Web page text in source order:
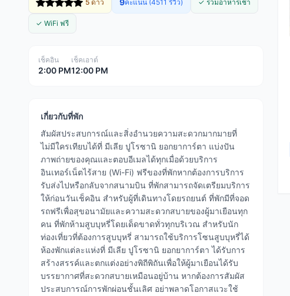
5 ดาว 9คะแนน (4511 รีวิว) ✓ รวมอาหารเช้า
✓ WiFi ฟรี
เช็คอิน
2:00 PM
เช็คเอาต์
12:00 PM
เกี่ยวกับที่พัก
สัมผัสประสบการณ์และสิ่งอำนวยความสะดวกมากมายที่
ไม่มีใครเทียบได้ที่ มีเลีย ปูโรซานิ ยอกยาการ์ตา แบ่งปัน
ภาพถ่ายของคุณและตอบอีเมลได้ทุกเมื่อด้วยบริการ
อินเทอร์เน็ตไร้สาย (Wi-Fi) ฟรีของที่พักหากต้องการบริการ
รับส่งไปหรือกลับจากสนามบิน ที่พักสามารถจัดเตรียมบริการ
ให้ก่อนวันเช็คอิน สำหรับผู้ที่เดินทางโดยรถยนต์ ที่พักมีที่จอด
รถฟรีเพื่อสุขอนามัยและความสะดวกสบายของผู้มาเยือนทุก
คน ที่พักห้ามสูบบุหรี่โดยเด็ดขาดทั่วทุกบริเวณ สำหรับนัก
ท่องเที่ยวที่ต้องการสูบบุหรี่ สามารถใช้บริการโซนสูบบุหรี่ได้
ห้องพักแต่ละแห่งที่ มีเลีย ปูโรซานิ ยอกยาการ์ตา ได้รับการ
สร้างสรรค์และตกแต่งอย่างพิถีพิถันเพื่อให้ผู้มาเยือนได้รับ
บรรยากาศที่สะดวกสบายเหมือนอยู่บ้าน หากต้องการสัมผัส
ประสบการณ์การพักผ่อนชั้นเลิศ อย่าพลาดโอกาสแวะใช้